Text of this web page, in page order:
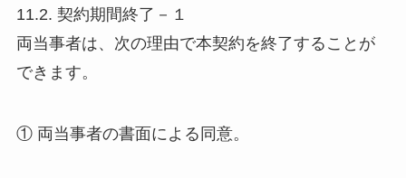
11.2. 契約期間終了－１
両当事者は、次の理由で本契約を終了することが
できます。
① 両当事者の書面による同意。